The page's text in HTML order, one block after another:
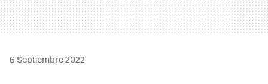
6 Septiembre 2022